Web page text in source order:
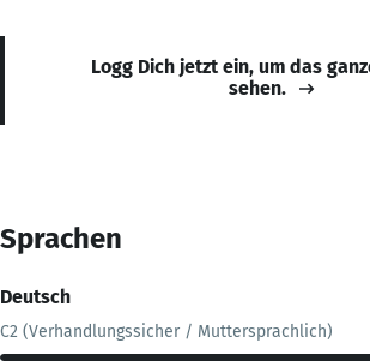
Logg Dich jetzt ein, um das
sehen.
Sprachen
Deutsch
C2 (Verhandlungssicher / Muttersprachlich)